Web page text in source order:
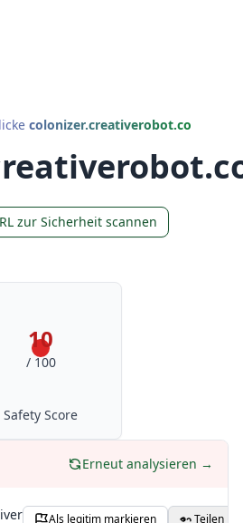
colonizer.creativerobot.co
zur Sicherheit scannen
10
/ 100
Safety Score
Erneut analysieren →
Als legitim markieren Teilen